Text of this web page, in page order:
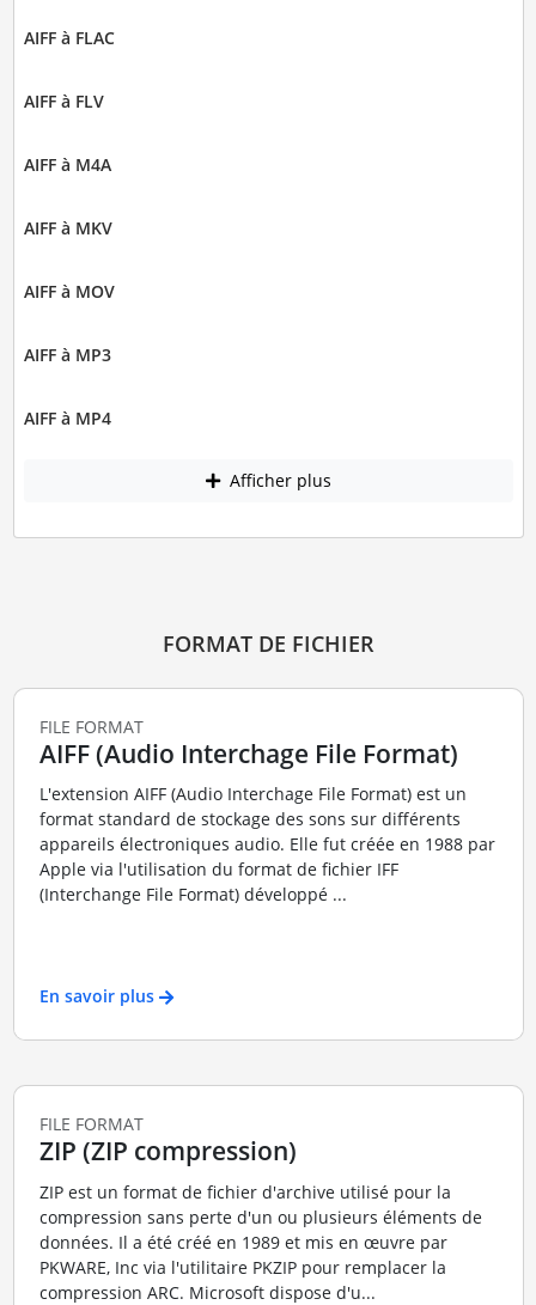
AIFF à FLAC
AIFF à FLV
AIFF à M4A
AIFF à MKV
AIFF à MOV
AIFF à MP3
AIFF à MP4
Afficher plus
FORMAT DE FICHIER
FILE FORMAT
AIFF (Audio Interchage File Format)
L'extension AIFF (Audio Interchage File Format) est un
format standard de stockage des sons sur différents
appareils électroniques audio. Elle fut créée en 1988 par
Apple via l'utilisation du format de fichier IFF
(Interchange File Format) développé ...
En savoir plus
FILE FORMAT
ZIP (ZIP compression)
ZIP est un format de fichier d'archive utilisé pour la
compression sans perte d'un ou plusieurs éléments de
données. Il a été créé en 1989 et mis en œuvre par
PKWARE, Inc via l'utilitaire PKZIP pour remplacer la
compression ARC. Microsoft dispose d'u...